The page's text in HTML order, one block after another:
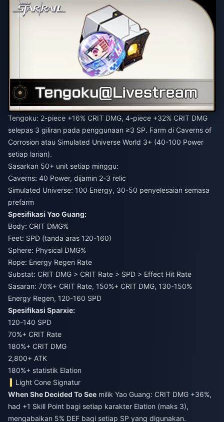
Tengoku: 2-piece +16% CRIT DMG, 4-piece +32% CRIT DMG
selepas 3 giliran pada penggunaan ≥3 SP. Farm di Caverns of
Corrosion atau Simulated Universe World 3+ (40-100 Power
setiap larian).
Sasarkan 50+ unit setiap minggu:
Caverns: 40 Power, dijamin 2-3 relic
Simulated Universe: 100 Energy, 30-50 penyelesaian semasa
prefarm
Spesifikasi Yao Guang:
Body: CRIT DMG%
Feet: SPD (tanda aras 120-160)
Sphere: Physical DMG%
Rope: Energy Regen Rate
Substat: CRIT DMG > CRIT Rate > SPD > Effect Hit Rate
Sasaran: 70%+ CRIT Rate, 150%+ CRIT DMG, 130-150%
Energy Regen, 120-160 SPD
Spesifikasi Sparxie:
120-140 SPD
70%+ CRIT Rate
180%+ CRIT DMG
2,800+ ATK
180%+ statistik Elation
Light Cone Signatur
When She Decided To See milik Yao Guang: CRIT DMG +36%,
had +1 Skill Point bagi setiap karakter Elation (maks 3),
mengabaikan 5% DEF bagi setiap SP yang digunakan.